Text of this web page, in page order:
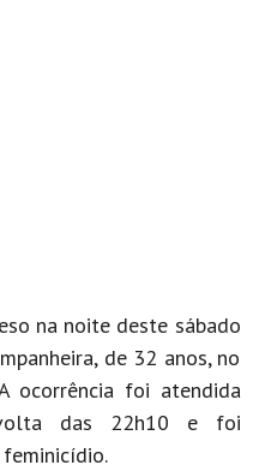
na noite deste sábado
de 32 anos, no
ocorrência foi atendida
das 22h10 e foi